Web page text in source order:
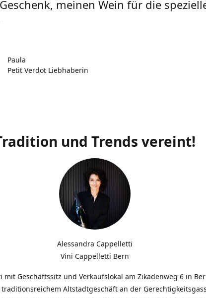
meinen Wein für die
Paula
Petit Verdot Liebhaberin
und Trends vereint!
Alessandra Cappelletti
Vini Cappelletti Bern
mit Geschäftssitz und Verkaufslokal am Zikadenweg 6 in
traditionsreichem Altstadtgeschäft an der